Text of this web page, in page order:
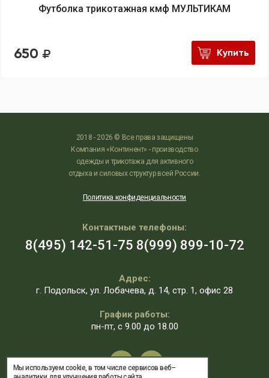
Футболка трикотажная кмф МУЛЬТИКАМ
650 Купить
2018 - 2026 © Все права защищены
Компания «Континент» - производство
одежды и трикотажа для активного
отдыха и силовых структур всей России.
Политика конфиденциальности
Контактные телефоны:
8(495) 142-51-75 8(999) 899-10-72
Адрес:
г. Подольск, ул. Лобачева, д. 14, стр. 1, офис 28
График работы:
пн-пт, с 9.00 до 18.00
Мы используем cookie, в том числе сервисов веб–